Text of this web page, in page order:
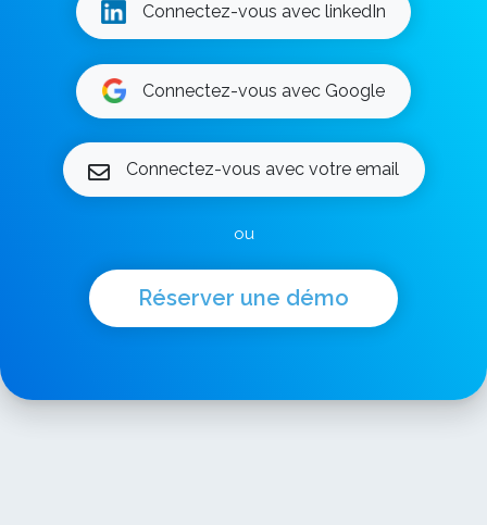
Connectez-vous avec linkedIn
Connectez-vous avec Google
Connectez-vous avec votre email
ou
Réserver une démo